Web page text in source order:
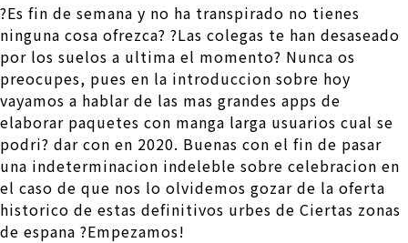
?Es fin de semana y no ha transpirado no tienes
ninguna cosa ofrezca? ?Las colegas te han desaseado
por los suelos a ultima el momento? Nunca os
preocupes, pues en la introduccion sobre hoy
vayamos a hablar de las mas grandes apps de
elaborar paquetes con manga larga usuarios cual se
podri? dar con en 2020. Buenas con el fin de pasar
una indeterminacion indeleble sobre celebracion en
el caso de que nos lo olvidemos gozar de la oferta
historico de estas definitivos urbes de Ciertas zonas
de espana ?Empezamos!